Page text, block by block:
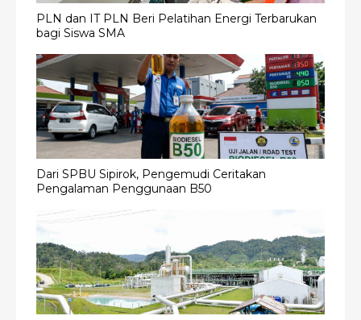
PLN dan IT PLN Beri Pelatihan Energi Terbarukan
bagi Siswa SMA
Dari SPBU Sipirok, Pengemudi Ceritakan
Pengalaman Penggunaan B50